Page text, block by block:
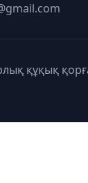
құқық